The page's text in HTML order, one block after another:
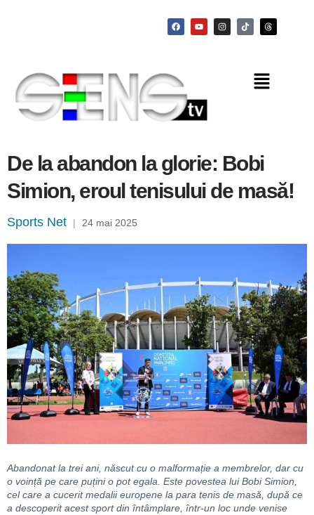
De la abandon la glorie: Bobi
Simion, eroul tenisului de masă!
Sports Net | 24 mai 2025
Abandonat la trei ani, născut cu o malformație a membrelor, dar cu
o voință pe care puțini o pot egala. Este povestea lui Bobi Simion,
cel care a cucerit medalii europene la para tenis de masă, după ce
a descoperit acest sport din întâmplare, într-un loc unde venise